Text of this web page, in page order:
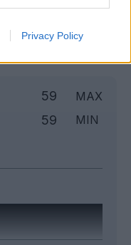
Privacy Policy
59 MAX
59 MIN